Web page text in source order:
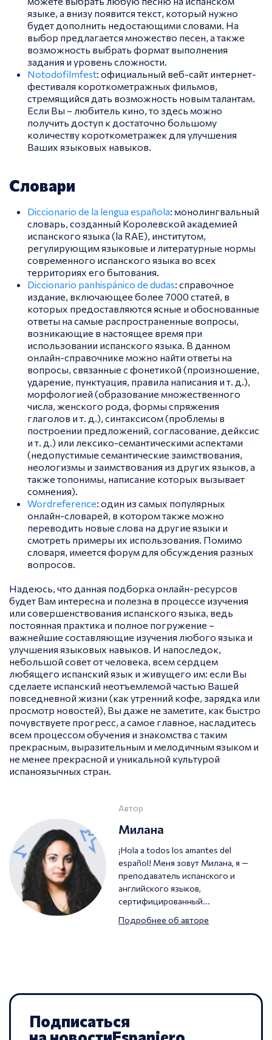
языке, а внизу появится текст, который нужно
будет дополнить недостающими словами. На
выбор предлагается множество песен, а также
возможность выбрать формат выполнения
задания и уровень сложности.
Notodofilmfest: официальный веб-сайт интернет-
фестиваля короткометражных фильмов,
стремящийся дать возможность новым талантам.
Если Вы – любитель кино, то здесь можно
получить доступ к достаточно большому
количеству короткометражек для улучшения
Ваших языковых навыков.
Словари
Diccionario de la lengua española: монолингвальный
словарь, созданный Королевской академией
испанского языка (la RAE), институтом,
регулирующим языковые и литературные нормы
современного испанского языка во всех
территориях его бытования.
Diccionario panhispánico de dudas: справочное
издание, включающее более 7000 статей, в
которых предоставляются ясные и обоснованные
ответы на самые распространенные вопросы,
возникающие в настоящее время при
использовании испанского языка. В данном
онлайн-справочнике можно найти ответы на
вопросы, связанные с фонетикой (произношение,
ударение, пунктуация, правила написания и т. д.),
морфологией (образование множественного
числа, женского рода, формы спряжения
глаголов и т. д.), синтаксисом (проблемы в
построении предложений, согласование, дейксис
и т. д.) или лексико-семантическими аспектами
(недопустимые семантические заимствования,
неологизмы и заимствования из других языков, а
также топонимы, написание которых вызывает
сомнения).
Wordreference: один из самых популярных
онлайн-словарей, в котором также можно
переводить новые слова на другие языки и
смотреть примеры их использования. Помимо
словаря, имеется форум для обсуждения разных
вопросов.
Надеюсь, что данная подборка онлайн-ресурсов
будет Вам интересна и полезна в процессе изучения
или совершенствования испанского языка, ведь
постоянная практика и полное погружение –
важнейшие составляющие изучения любого языка и
улучшения языковых навыков. И напоследок,
небольшой совет от человека, всем сердцем
любящего испанский язык и живущего им: если Вы
сделаете испанский неотъемлемой частью Вашей
повседневной жизни (как утренний кофе, зарядка или
просмотр новостей), Вы даже не заметите, как быстро
почувствуете прогресс, а самое главное, насладитесь
всем процессом обучения и знакомства с таким
прекрасным, выразительным и мелодичным языком и
не менее прекрасной и уникальной культурой
испаноязычных стран.
Автор
Милана
¡Hola a todos los amantes del
español! Меня зовут Милана, я —
преподаватель испанского и
английского языков,
сертифицированный...
Подробнее об авторе
Подписаться